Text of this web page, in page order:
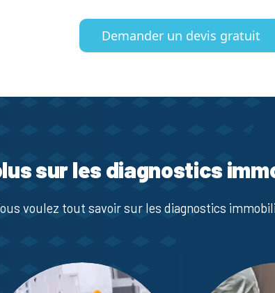
Demander un devis gratuit
sur les diagnostics
voulez tout savoir sur les diagnostics